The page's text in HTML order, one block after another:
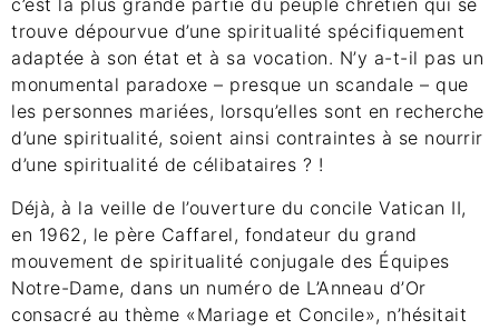
c’est la plus grande partie du peuple chrétien qui se
trouve dépourvue d’une spiritualité spécifiquement
adaptée à son état et à sa vocation. N’y a-t-il pas un
monumental paradoxe – presque un scandale – que
les personnes mariées, lorsqu’elles sont en recherche
d’une spiritualité, soient ainsi contraintes à se nourrir
d’une spiritualité de célibataires ? !
Déjà, à la veille de l’ouverture du concile Vatican II,
en 1962, le père Caffarel, fondateur du grand
mouvement de spiritualité conjugale des Équipes
Notre-Dame, dans un numéro de L’Anneau d’Or
consacré au thème «Mariage et Concile», n’hésitait